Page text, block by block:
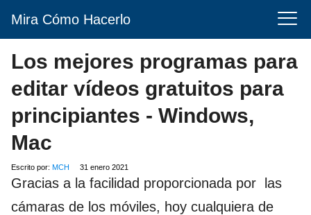
Mira Cómo Hacerlo
Los mejores programas para
editar vídeos gratuitos para
principiantes - Windows,
Mac
Escrito por: MCH 31 enero 2021
Gracias a la facilidad proporcionada por las
cámaras de los móviles, hoy cualquiera de